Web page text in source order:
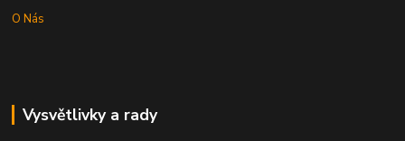
O Nás
Vysvětlivky a rady